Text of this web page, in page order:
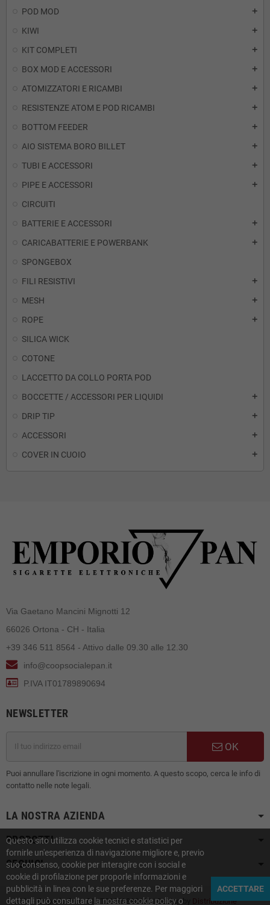
POD MOD add
KIWI add
KIT COMPLETI add
BOX MOD E ACCESSORI add
ATOMIZZATORI E RICAMBI add
RESISTENZE ATOM E POD RICAMBI add
BOTTOM FEEDER add
AIO SISTEMA BORO BILLET add
TUBI E ACCESSORI add
PIPE E ACCESSORI add
CIRCUITI
BATTERIE E ACCESSORI
add
CARICABATTERIE E POWERBANK add
SPONGEBOX
FILI RESISTIVI
add
MESH add
ROPE add
SILICA WICK
COTONE
LACCETTO DA COLLO PORTA POD
BOCCETTE / ACCESSORI PER LIQUIDI
add
DRIP TIP add
ACCESSORI add
COVER IN CUOIO add
Via Gaetano Mancini Mignotti 12
66026 Ortona - CH - Italia
+39 346 511 8564 - Attivo dalle 09.30 alle 12.30
info@coopsocialepan.it
P.IVA IT01789890694
NEWSLETTER
OK
Puoi annullare l'iscrizione in ogni momento. A questo scopo, cerca le info di
contatto nelle note legali.
LA NOSTRA AZIENDA
PRODOTTI
SEGUICI
© 2021 - Emporio Pan- P.I. IT01789890694 | Design by Distribuzione
Questo sito utilizza cookie tecnici e statistici per
fornirle un'esperienza di navigazione migliore e, previo
suo consenso, cookie per interagire con i social e
cookie di profilazione per proporle informazioni e
pubblicità in linea con le sue preferenze. Per maggiori
dettagli può consultare la nostra cookie policy o
ACCETTARE